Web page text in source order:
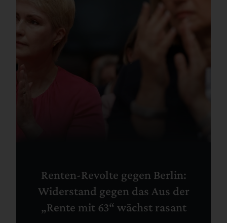
Renten-Revolte gegen Berlin:
Widerstand gegen das Aus der
„Rente mit 63“ wächst rasant